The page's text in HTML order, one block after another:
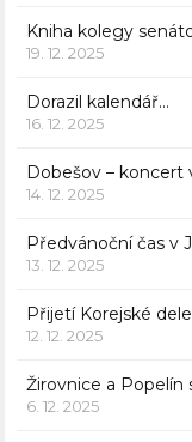
Kniha kolegy
19. 12. 2025
Dorazil kalendář…
16. 12. 2025
Dobešov – koncert
14. 12. 2025
Předvánoční čas v
13. 12. 2025
Přijetí Korejské
12. 12. 2025
Žirovnice a
6. 12. 2025